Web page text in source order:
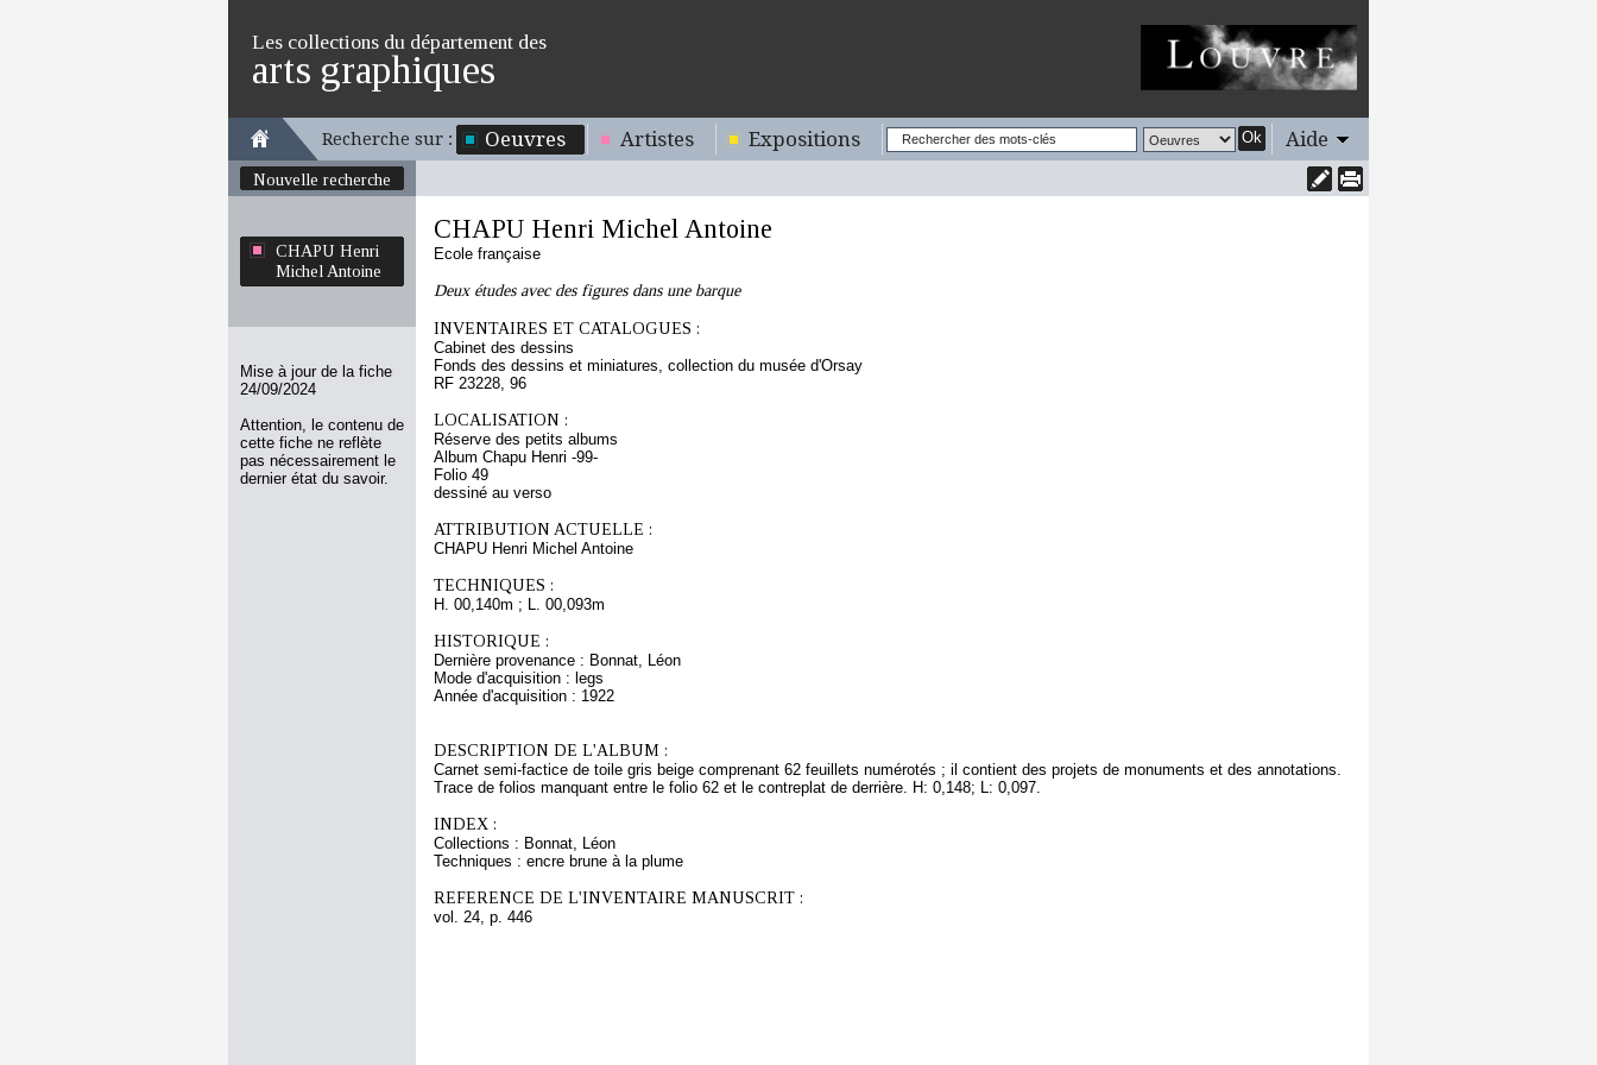
Les collections du département des
arts graphiques
Recherche sur : Oeuvres Artistes Expositions Ok Aide
Nouvelle recherche
CHAPU Henri
Michel Antoine
Mise à jour de la fiche
24/09/2024
Attention, le contenu de
cette fiche ne reflète
pas nécessairement le
dernier état du savoir.
CHAPU Henri Michel Antoine
Ecole française
Deux études avec des figures dans une barque
INVENTAIRES ET CATALOGUES :
Cabinet des dessins
Fonds des dessins et miniatures, collection du musée d'Orsay
RF 23228, 96
LOCALISATION :
Réserve des petits albums
Album Chapu Henri -99-
Folio 49
dessiné au verso
ATTRIBUTION ACTUELLE :
CHAPU Henri Michel Antoine
TECHNIQUES :
H. 00,140m ; L. 00,093m
HISTORIQUE :
Dernière provenance : Bonnat, Léon
Mode d'acquisition : legs
Année d'acquisition : 1922
DESCRIPTION DE L'ALBUM :
Carnet semi-factice de toile gris beige comprenant 62 feuillets numérotés ; il contient des projets de monuments et des annotations.
Trace de folios manquant entre le folio 62 et le contreplat de derrière. H: 0,148; L: 0,097.
INDEX :
Collections : Bonnat, Léon
Techniques : encre brune à la plume
REFERENCE DE L'INVENTAIRE MANUSCRIT :
vol. 24, p. 446